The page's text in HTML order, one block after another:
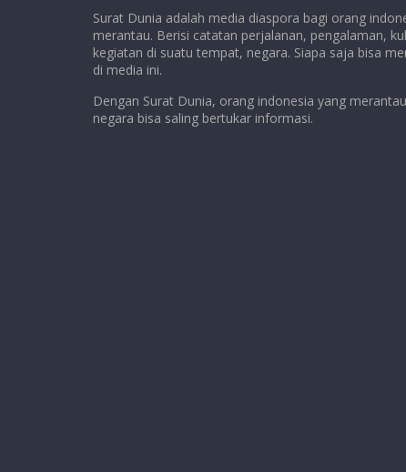
Surat Dunia adalah media diaspora bagi orang
merantau. Berisi catatan perjalanan, pengalaman,
kegiatan di suatu tempat, negara. Siapa saja bisa
di media ini.
Dengan Surat Dunia, orang indonesia yang
negara bisa saling bertukar informasi.